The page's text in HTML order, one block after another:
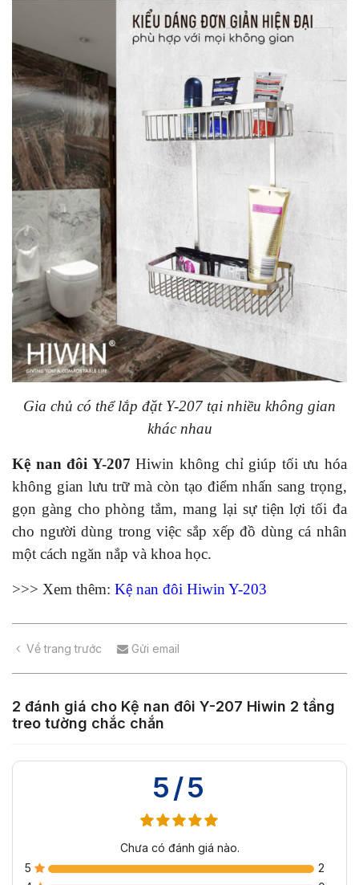
Gia chủ có thể lắp đặt Y-207 tại nhiều không gian
khác nhau
Kệ nan đôi Y-207 Hiwin không chỉ giúp tối ưu hóa
không gian lưu trữ mà còn tạo điểm nhấn sang trọng,
gọn gàng cho phòng tắm, mang lại sự tiện lợi tối đa
cho người dùng trong việc sắp xếp đồ dùng cá nhân
một cách ngăn nắp và khoa học.
>>> Xem thêm: Kệ nan đôi Hiwin Y-203
Về trang trước Gửi email
2 đánh giá cho Kệ nan đôi Y-207 Hiwin 2 tầng
treo tường chắc chắn
5/5
Chưa có đánh giá nào.
5
2